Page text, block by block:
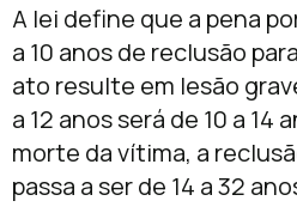
A lei define que a pena
a 10 anos de reclusão
ato resulte em lesão
a 12 anos será de 10 a 14
morte da vítima, a
passa a ser de 14 a 32